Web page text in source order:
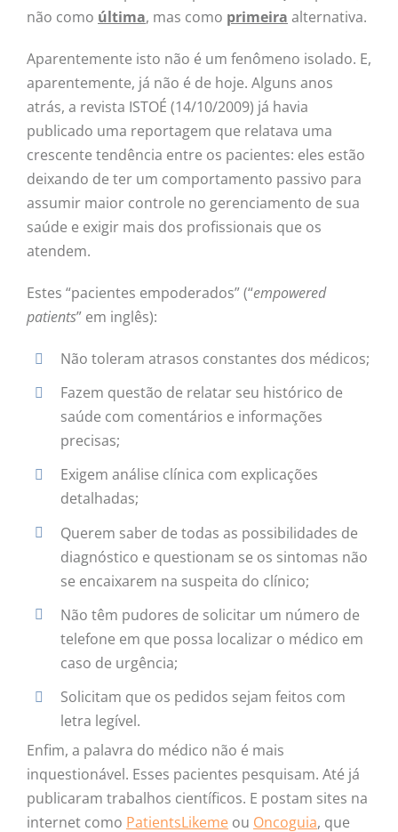
não como última, mas como primeira alternativa.
Aparentemente isto não é um fenômeno isolado. E,
aparentemente, já não é de hoje. Alguns anos
atrás, a revista ISTOÉ (14/10/2009) já havia
publicado uma reportagem que relatava uma
crescente tendência entre os pacientes: eles estão
deixando de ter um comportamento passivo para
assumir maior controle no gerenciamento de sua
saúde e exigir mais dos profissionais que os
atendem.
Estes “pacientes empoderados” (“empowered
patients” em inglês):
Não toleram atrasos constantes dos médicos;
Fazem questão de relatar seu histórico de
saúde com comentários e informações
precisas;
Exigem análise clínica com explicações
detalhadas;
Querem saber de todas as possibilidades de
diagnóstico e questionam se os sintomas não
se encaixarem na suspeita do clínico;
Não têm pudores de solicitar um número de
telefone em que possa localizar o médico em
caso de urgência;
Solicitam que os pedidos sejam feitos com
letra legível.
Enfim, a palavra do médico não é mais
inquestionável. Esses pacientes pesquisam. Até já
publicaram trabalhos científicos. E postam sites na
internet como PatientsLikeme ou Oncoguia, que